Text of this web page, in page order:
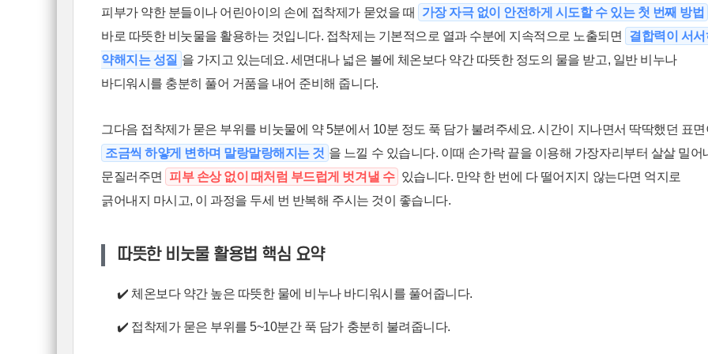
피부가 약한 분들이나 어린아이의 손에 접착제가 묻었을 때
가장 자극 없이 안전하게 시도할 수 있는 첫 번째 방법
바로 따뜻한 비눗물을 활용하는 것입니다. 접착제는 기본적으로 열과 수분에 지속적으로 노출되면
결합력이 서서
약해지는 성질 을 가지고 있는데요. 세면대나 넓은 볼에 체온보다 약간 따뜻한 정도의 물을 받고, 일반 비누나
바디워시를 충분히 풀어 거품을 내어 준비해 줍니다.
그다음 접착제가 묻은 부위를 비눗물에 약 5분에서 10분 정도 푹 담가 불려주세요. 시간이 지나면서 딱딱했던 표면
조금씩 하얗게 변하며 말랑말랑해지는 것 을 느낄 수 있습니다. 이때 손가락 끝을 이용해 가장자리부터 살살 밀어
문질러주면
피부 손상 없이 때처럼 부드럽게 벗겨낼 수 있습니다. 만약 한 번에 다 떨어지지 않는다면 억지로
긁어내지 마시고, 이 과정을 두세 번 반복해 주시는 것이 좋습니다.
따뜻한 비눗물 활용법 핵심 요약
✔️ 체온보다 약간 높은 따뜻한 물에 비누나 바디워시를 풀어줍니다.
✔️ 접착제가 묻은 부위를 5~10분간 푹 담가 충분히 불려줍니다.